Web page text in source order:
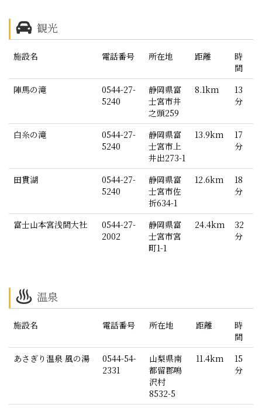
観光
施設名 電話番号 所在地 距離
時
間
陣馬の滝
0544-27-
5240
静岡県富
士宮市井
之頭259
8.1km
13
分
白糸の滝
0544-27-
5240
静岡県富
士宮市上
井出273-1
13.9km
17
分
田貫湖
0544-27-
5240
静岡県富
士宮市佐
折634-1
12.6km
18
分
富士山本宮浅間大社
0544-27-
2002
静岡県富
士宮市宮
町1-1
24.4km
32
分
温泉
施設名 電話番号 所在地 距離
時
間
あさぎり温泉 風の湯
0544-54-
2331
山梨県南
都留郡鳴
沢村
8532-5
11.4km
15
分